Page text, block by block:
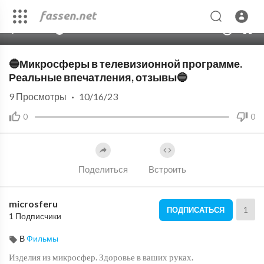
🔵Микросферы в телевизионной программе.
Реальные впечатления, отзывы🔵
0 0
9 Просмотры · 10/16/23
Поделиться Встроить
microsferu
1 Подписчики
ПОДПИСАТЬСЯ 1
ВФильмы
Изделия из микросфер. Здоровье в ваших руках.